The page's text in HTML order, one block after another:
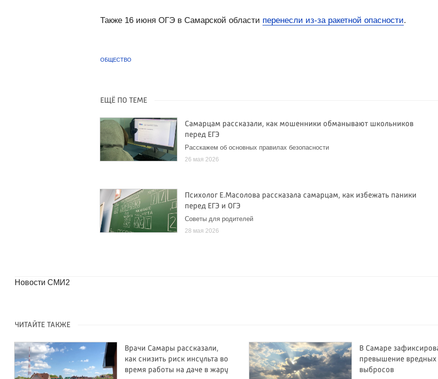
Также 16 июня ОГЭ в Самарской области перенесли из-за ракетной опасности.
ОБЩЕСТВО
ЕЩЁ ПО ТЕМЕ
Самарцам рассказали, как мошенники обманывают школьников
перед ЕГЭ
Расскажем об основных правилах безопасности
26 мая 2026
Психолог Е.Масолова рассказала самарцам, как избежать паники
перед ЕГЭ и ОГЭ
Советы для родителей
28 мая 2026
Новости СМИ2
ЧИТАЙТЕ ТАКЖЕ
Врачи Самары рассказали,
как снизить риск инсульта во
время работы на даче в жару
В Самаре
превышение вредных
выбросов